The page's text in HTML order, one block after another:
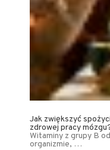
Jak zwiększyć
zdrowej pracy
Witaminy z grupy B
organizmie, …